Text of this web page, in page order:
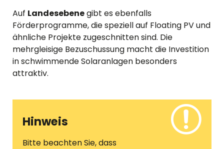
Auf Landesebenegibt es ebenfalls
Förderprogramme, die speziell auf Floating PV und
ähnliche Projekte zugeschnitten sind. Die
mehrgleisige Bezuschussung macht die Investition
in schwimmende Solaranlagen besonders
attraktiv.
Hinweis
Bitte beachten Sie, dass